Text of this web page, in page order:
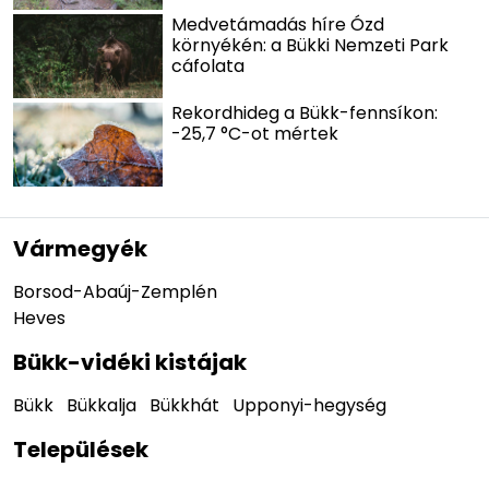
Medvetámadás híre Ózd
környékén: a Bükki Nemzeti Park
cáfolata
Rekordhideg a Bükk-fennsíkon:
-25,7 °C-ot mértek
Vármegyék
Borsod-Abaúj-Zemplén
Heves
Bükk-vidéki kistájak
Bükk Bükkalja Bükkhát Upponyi-hegység
Települések